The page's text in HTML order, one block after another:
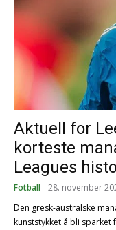
Aktuell for
korteste
Leagues
Fotball 28. november
Den gresk-australske
kunststykket å bli sparket